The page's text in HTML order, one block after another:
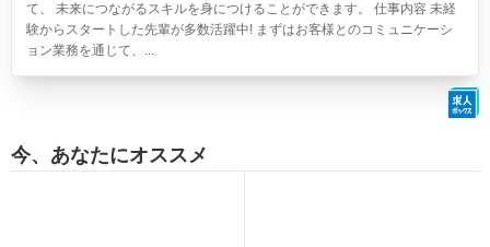
て、 未来につながるスキルを身につけることができます。 仕事内容 未経
験からスタートした先輩が多数活躍中! まずはお客様とのコミュニケーシ
ョン業務を通じて、...
今、あなたにオススメ